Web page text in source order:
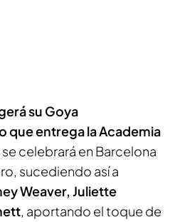
su Goya
que entrega la Academia
se celebrará en Barcelona
sucediendo así a
Weaver, Juliette
, aportando el toque de